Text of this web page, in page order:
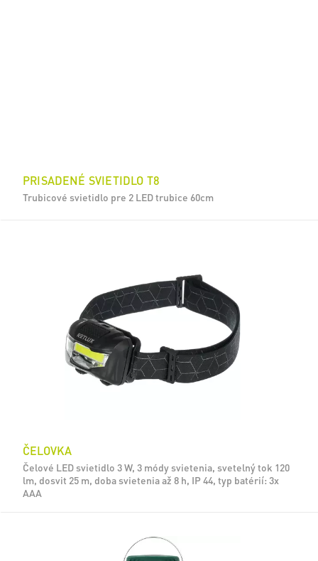
PRISADENÉ SVIETIDLO T8
Trubicové svietidlo pre 2 LED trubice 60cm
ČELOVKA
Čelové LED svietidlo 3 W, 3 módy svietenia, svetelný tok 120
lm, dosvit 25 m, doba svietenia až 8 h, IP 44, typ batérií: 3x
AAA